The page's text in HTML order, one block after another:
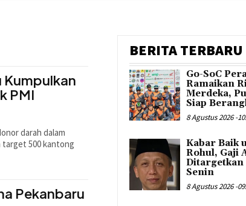
Kumpulkan
PMI
darah dalam
target 500 kantong
Pekanbaru
BERITA TERBARU
Go-SoC
Ramaikan
Merdeka,
Siap
8 Agustus 2026 -
Kabar Baik
Rohul, Gaji
Ditargetkan
Senin
8 Agustus 2026 -